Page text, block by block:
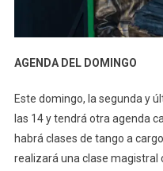
AGENDA DEL DOMINGO
Este domingo, la segunda y
las 14 y tendrá otra agenda
habrá clases de tango a
realizará una clase magistral